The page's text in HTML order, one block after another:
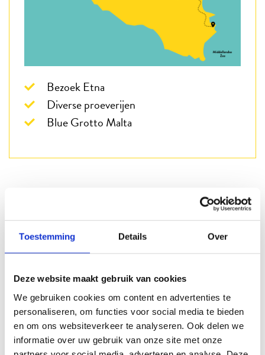
Toestemming Details Over
Deze website maakt gebruik van cookies
We gebruiken cookies om content en advertenties te
personaliseren, om functies voor social media te bieden
en om ons websiteverkeer te analyseren. Ook delen we
informatie over uw gebruik van onze site met onze
Bezoek Etna
Diverse proeverijen
Blue Grotto Malta
Telefonisch
088 3100 500
Op werkdagen bereikbaar tot 15:00 uur (woensdag en vrijdag tot 13:00)
Email
Info@beter-uit.nl
Zo bent u echt Beter Uit